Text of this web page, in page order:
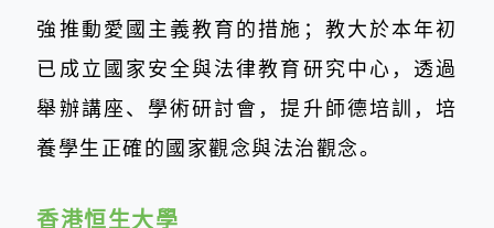
強推動愛國主義教育的措施；教大於本年初
已成立國家安全與法律教育研究中心，透過
舉辦講座、學術研討會，提升師德培訓，培
養學生正確的國家觀念與法治觀念。
香港恒生大學